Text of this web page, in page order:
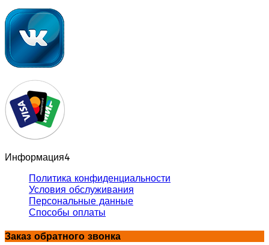
Информация4
Политика конфиденциальности
Условия обслуживания
Персональные данные
Способы оплаты
Заказ обратного звонка